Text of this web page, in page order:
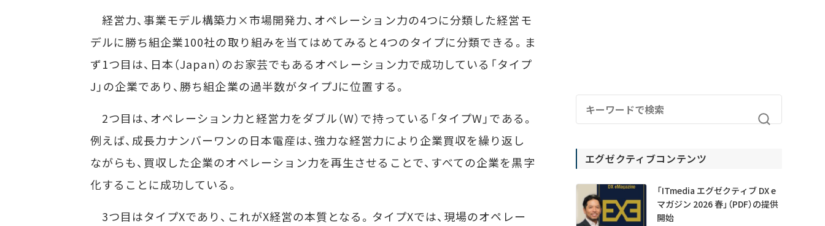
経営力、事業モデル構築力×市場開発力、オペレーション力の4つに分類した経営モ
デルに勝ち組企業100社の取り組みを当てはめてみると4つのタイプに分類できる。ま
ず1つ目は、日本（Japan）のお家芸でもあるオペレーション力で成功している「タイプ
J」の企業であり、勝ち組企業の過半数がタイプJに位置する。
2つ目は、オペレーション力と経営力をダブル（W）で持っている「タイプW」である。
例えば、成長力ナンバーワンの日本電産は、強力な経営力により企業買収を繰り返し
ながらも、買収した企業のオペレーション力を再生させることで、すべての企業を黒字
化することに成功している。
3つ目はタイプXであり、これがX経営の本質となる。タイプXでは、現場のオペレー
エグゼクティブコンテンツ
「ITmedia エグゼクティブ DX e
マガジン 2026 春」（PDF）の提供
開始